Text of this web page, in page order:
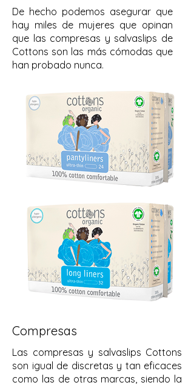
De hecho podemos asegurar que
hay miles de mujeres que opinan
que las compresas y salvaslips de
Cottons son las más cómodas que
han probado nunca.
Compresas
Las compresas y salvaslips Cottons
son igual de discretas y tan eficaces
como las de otras marcas, siendo la